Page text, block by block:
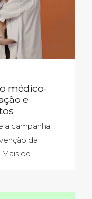
médico-
e
campanha
da
do…